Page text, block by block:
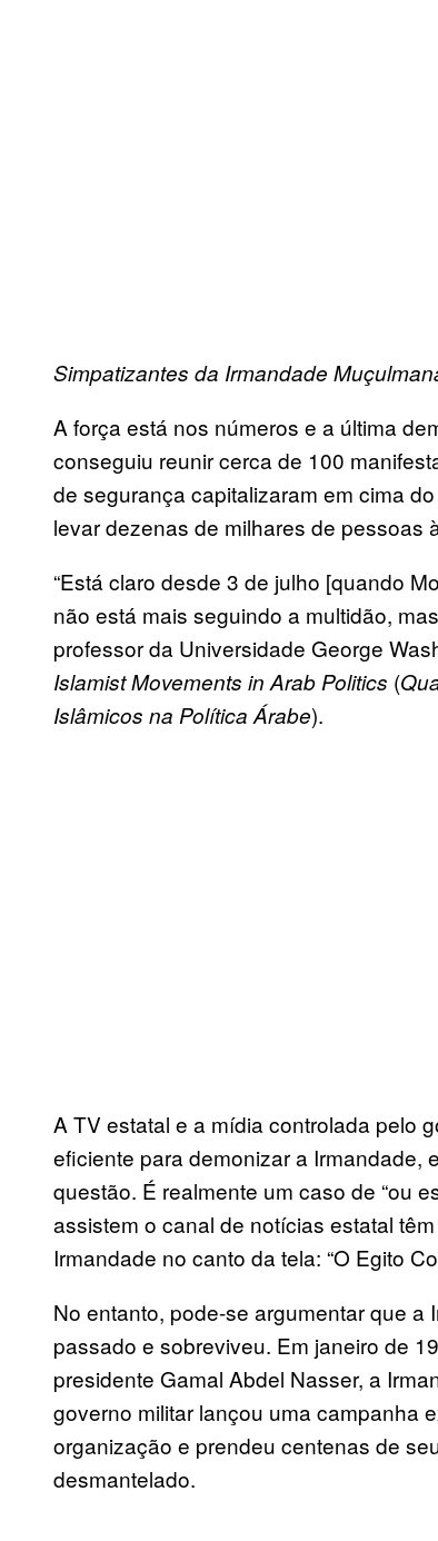
Simpatizantes da Irmandade
A força está nos números e a última
conseguiu reunir cerca de 100
de segurança capitalizaram em cima
levar dezenas de milhares de pessoas
“Está claro desde 3 de julho [quando
não está mais seguindo a multidão,
professor da Universidade George
Islamist Movements in Arab Politics (
Islâmicos na Política Árabe).
A TV estatal e a mídia controlada pelo
eficiente para demonizar a Irmandade,
questão. É realmente um caso de “ou
assistem o canal de notícias estatal
Irmandade no canto da tela: “O Egito
No entanto, pode-se argumentar que
passado e sobreviveu. Em janeiro de
presidente Gamal Abdel Nasser, a
governo militar lançou uma campanha
organização e prendeu centenas de
desmantelado.